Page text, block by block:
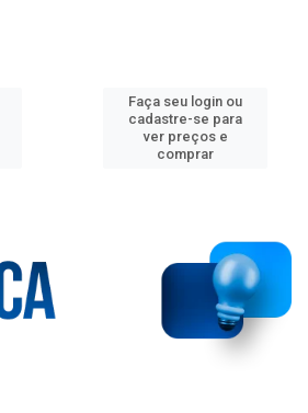
Faça seu login ou
cadastre-se para
ver preços e
comprar